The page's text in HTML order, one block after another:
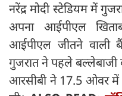
नरेंद्र मोदी स्टेडियम में
अपना आईपीएल
आईपीएल जीतने वाली
गुजरात ने पहले
आरसीबी ने 17.5 ओवर में